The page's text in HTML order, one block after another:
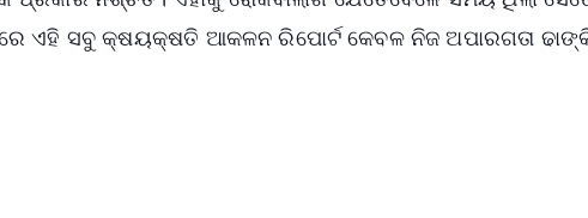
ଏହି ସବୁ କ୍ଷୟକ୍ଷତି ଆକଳନ ରିପୋର୍ଟ କେବଳ ନିଜ ଅପାରଗତା